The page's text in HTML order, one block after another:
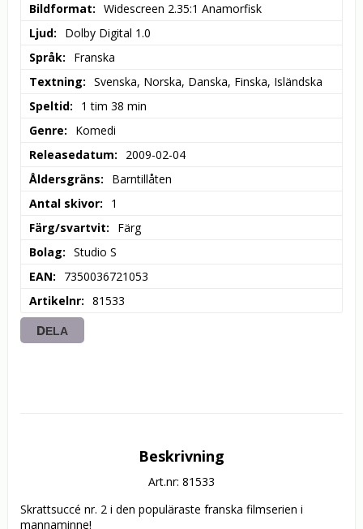
Bildformat
Widescreen 2.35:1 Anamorfisk
Ljud
Dolby Digital 1.0
Språk
Franska
Textning
Svenska, Norska, Danska, Finska, Isländska
Speltid
1 tim 38 min
Genre
Komedi
Releasedatum
2009-02-04
Åldersgräns
Barntillåten
Antal skivor
1
Färg/svartvit
Färg
Bolag
Studio S
EAN
7350036721053
Artikelnr
81533
DELA
Beskrivning
Art.nr: 81533
Skrattsuccé nr. 2 i den populäraste franska filmserien i
mannaminne!